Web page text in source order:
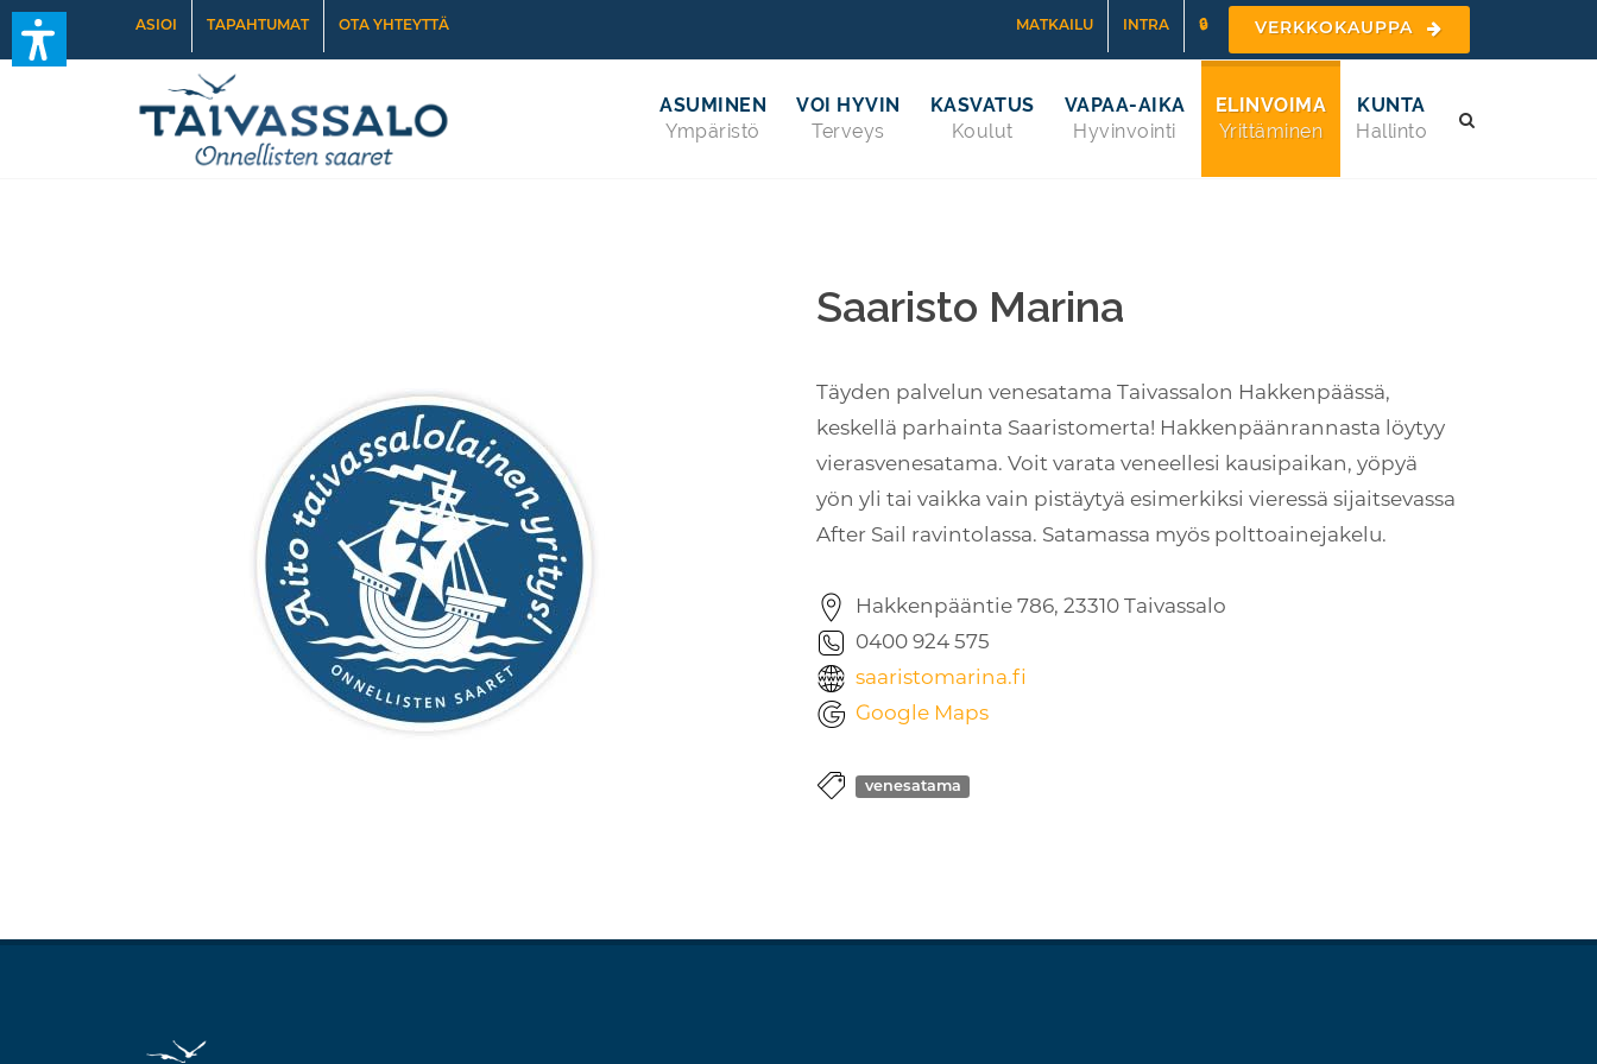
ASIOI TAPAHTUMAT OTA YHTEYTTÄ MATKAILU INTRA 🔒 VERKKOKAUPPA
ASUMINEN
Ympäristö
VOI HYVIN
Terveys
KASVATUS
Koulut
VAPAA-AIKA
Hyvinvointi
ELINVOIMA
Yrittäminen
KUNTA
Hallinto
Saaristo Marina
Täyden palvelun venesatama Taivassalon Hakkenpäässä,
keskellä parhainta Saaristomerta! Hakkenpäänrannasta löytyy
vierasvenesatama. Voit varata veneellesi kausipaikan, yöpyä
yön yli tai vaikka vain pistäytyä esimerkiksi vieressä sijaitsevassa
After Sail ravintolassa. Satamassa myös polttoainejakelu.
Hakkenpääntie 786, 23310 Taivassalo
0400 924 575
saaristomarina.fi
Google Maps
venesatama